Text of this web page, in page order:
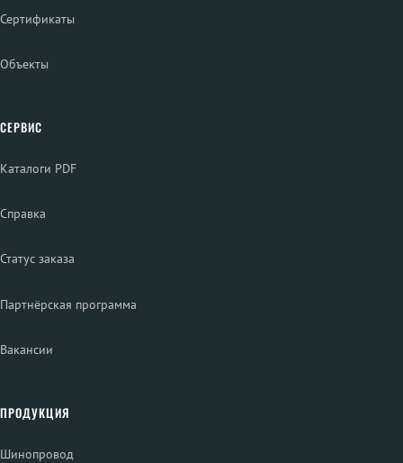
Сертификаты
Объекты
СЕРВИС
Каталоги PDF
Справка
Статус заказа
Партнёрская программа
Вакансии
ПРОДУКЦИЯ
Шинопровод